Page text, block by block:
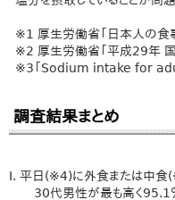
※1 厚生労働省「日本人の食
※2 厚生労働省「平成29年 国
※3「Sodium intake for
調査結果まとめ
Ⅰ. 平日(※4)に外食または中
30代男性が最も高く95.1